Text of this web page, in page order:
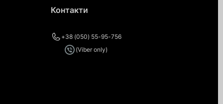
Контакти
+38 (050) 55-95-756
(Viber only)